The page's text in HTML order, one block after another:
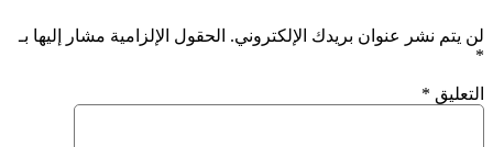
لن يتم نشر عنوان بريدك الإلكتروني. الحقول الإلزامية مشار إليها بـ
*
التعليق *